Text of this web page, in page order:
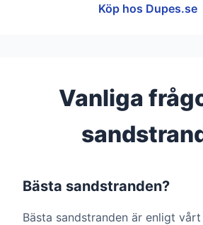
Köp hos Dupes.se
Vanliga
Bästa sandstranden?
Bästa sandstranden är enligt